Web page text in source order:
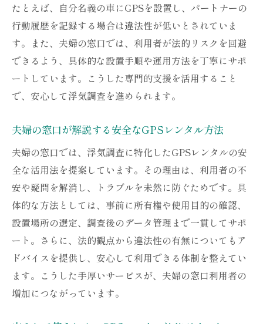
たとえば、自分名義の車にGPSを設置し、パートナーの
行動履歴を記録する場合は違法性が低いとされていま
す。また、夫婦の窓口では、利用者が法的リスクを回避
できるよう、具体的な設置手順や運用方法を丁寧にサポ
ートしています。こうした専門的支援を活用すること
で、安心して浮気調査を進められます。
夫婦の窓口が解説する安全なGPSレンタル方法
夫婦の窓口では、浮気調査に特化したGPSレンタルの安
全な活用法を提案しています。その理由は、利用者の不
安や疑問を解消し、トラブルを未然に防ぐためです。具
体的な方法としては、事前に所有権や使用目的の確認、
設置場所の選定、調査後のデータ管理まで一貫してサポ
ート。さらに、法的観点から違法性の有無についてもア
ドバイスを提供し、安心して利用できる体制を整えてい
ます。こうした手厚いサービスが、夫婦の窓口利用者の
増加につながっています。